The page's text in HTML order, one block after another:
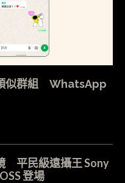
似群組 WhatsApp
平民級遠攝王 Sony
登場